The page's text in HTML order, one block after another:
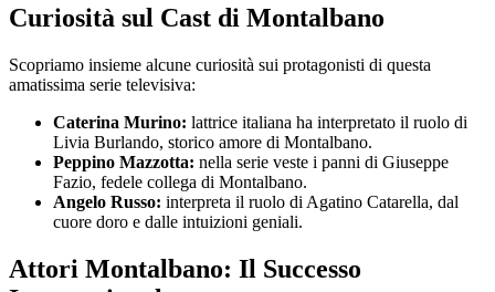
Curiosità sul Cast di Montalbano
Scopriamo insieme alcune curiosità sui protagonisti di questa
amatissima serie televisiva:
Caterina Murino: lattrice italiana ha interpretato il ruolo di
Livia Burlando, storico amore di Montalbano.
Peppino Mazzotta: nella serie veste i panni di Giuseppe
Fazio, fedele collega di Montalbano.
Angelo Russo: interpreta il ruolo di Agatino Catarella, dal
cuore doro e dalle intuizioni geniali.
Attori Montalbano: Il Successo